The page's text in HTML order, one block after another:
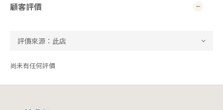
顧客評價
尚未有任何評價